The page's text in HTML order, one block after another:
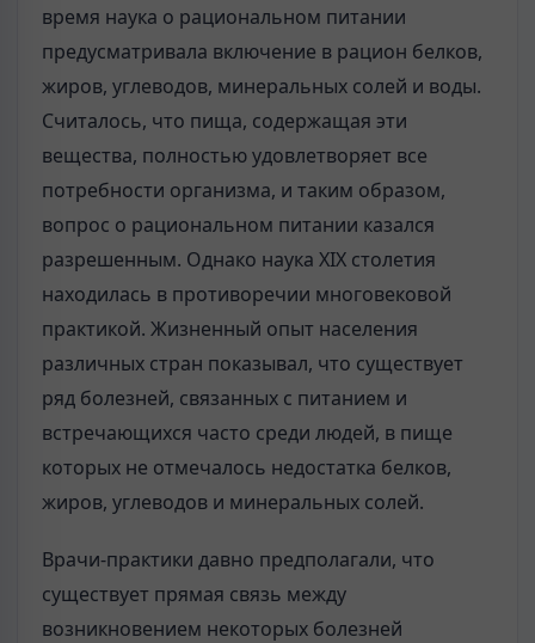
время наука о рациональном питании
предусматривала включение в рацион белков,
жиров, углеводов, минеральных солей и воды.
Считалось, что пища, содержащая эти
вещества, полностью удовлетворяет все
потребности организма, и таким образом,
вопрос о рациональном питании казался
разрешенным. Однако наука XIX столетия
находилась в противоречии многовековой
практикой. Жизненный опыт населения
различных стран показывал, что существует
ряд болезней, связанных с питанием и
встречающихся часто среди людей, в пище
которых не отмечалось недостатка белков,
жиров, углеводов и минеральных солей.
Врачи-практики давно предполагали, что
существует прямая связь между
возникновением некоторых болезней